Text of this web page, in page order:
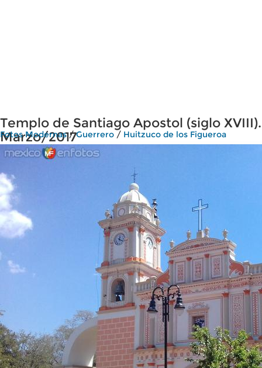
Templo de Santiago Apostol (siglo XVIII).
Marzo/2017
Fotos Modernas/Guerrero / Huitzuco de los Figueroa